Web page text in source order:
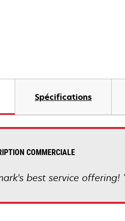
Spécifications
COMMERCIALE
best service